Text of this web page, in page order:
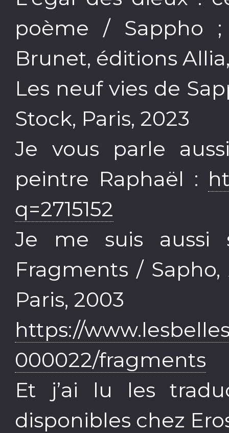
poème / Sappho
Brunet, éditions
Les neuf vies de
Stock, Paris, 2023
Je vous parle
peintre Raphaël :
q=2715152
Je me suis aussi
Fragments /
Paris, 2003
https://
000022/fragments
Et j’ai lu les
disponibles chez